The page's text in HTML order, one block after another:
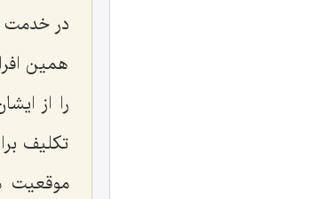
در خدمت
همین
را از
تکلیف
موقعیت